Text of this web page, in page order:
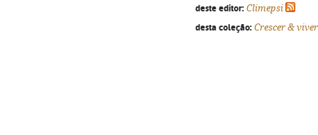
deste editor: Climepsi
desta coleção: Crescer & viver